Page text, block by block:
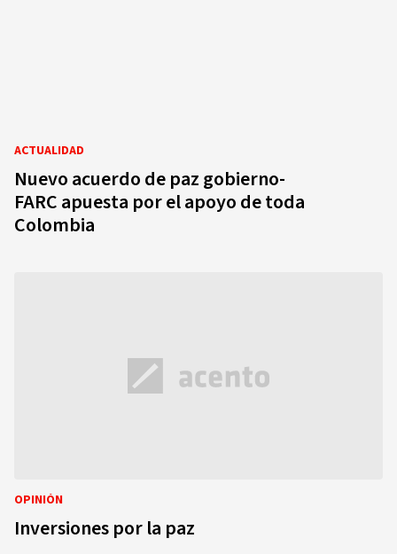
ACTUALIDAD
Nuevo acuerdo de paz gobierno-
FARC apuesta por el apoyo de toda
Colombia
OPINIÓN
Inversiones por la paz